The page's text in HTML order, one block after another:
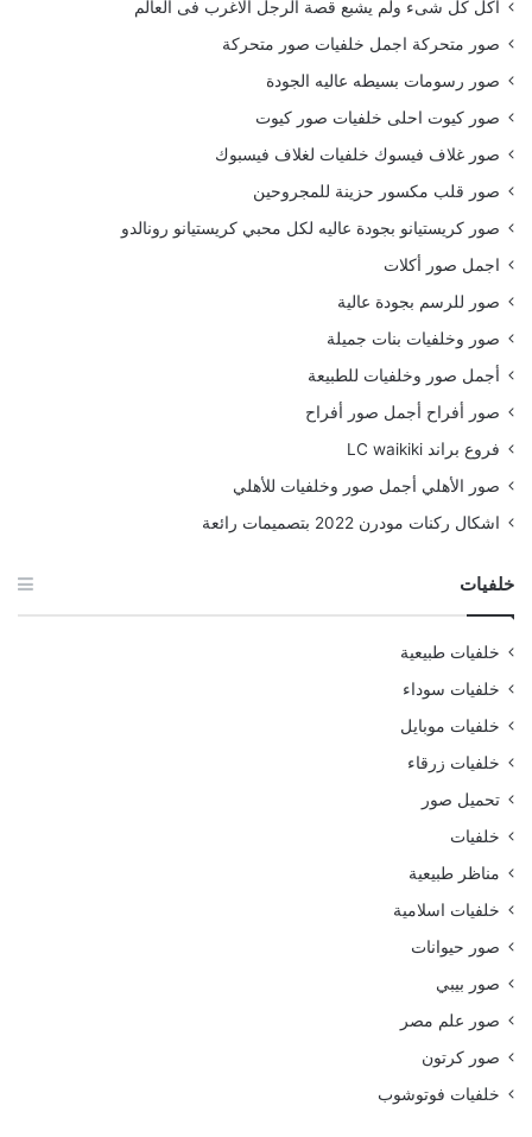
أكل كل شىء ولم يشبع قصة الرجل الاغرب فى العالم
صور متحركة اجمل خلفيات صور متحركة
صور رسومات بسيطه عاليه الجودة
صور كيوت احلى خلفيات صور كيوت
صور غلاف فيسوك خلفيات لغلاف فيسبوك
صور قلب مكسور حزينة للمجروحين
صور كريستيانو بجودة عاليه لكل محبي كريستيانو رونالدو
اجمل صور أكلات
صور للرسم بجودة عالية
صور وخلفيات بنات جميلة
أجمل صور وخلفيات للطبيعة
صور أفراح أجمل صور أفراح
فروع براند LC waikiki
صور الأهلي أجمل صور وخلفيات للأهلي
اشكال ركنات مودرن 2022 بتصميمات رائعة
خلفيات
خلفيات طبيعية
خلفيات سوداء
خلفيات موبايل
خلفيات زرقاء
تحميل صور
خلفيات
مناظر طبيعية
خلفيات اسلامية
صور حيوانات
صور بيبي
صور علم مصر
صور كرتون
خلفيات فوتوشوب